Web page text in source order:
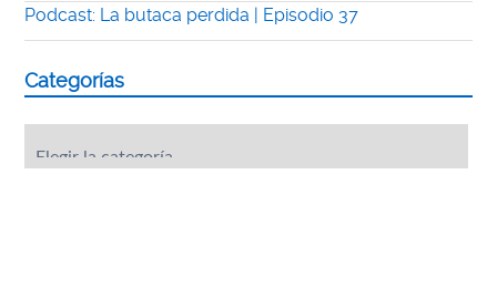
Podcast: La butaca perdida | Episodio 37
Categorías